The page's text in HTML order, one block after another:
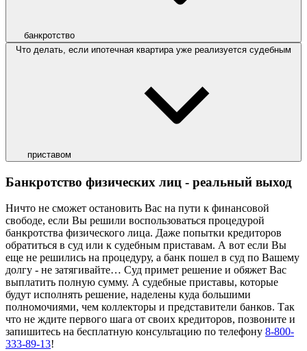
банкротство
Что делать, если ипотечная квартира уже реализуется судебным
приставом
Банкротство физических лиц - реальный выход
Ничто не сможет остановить Вас на пути к финансовой
свободе, если Вы решили воспользоваться процедурой
банкротства физического лица. Даже попытки кредиторов
обратиться в суд или к судебным приставам. А вот если Вы
еще не решились на процедуру, а банк пошел в суд по Вашему
долгу - не затягивайте… Суд примет решение и обяжет Вас
выплатить полную сумму. А судебные приставы, которые
будут исполнять решение, наделены куда большими
полномочиями, чем коллекторы и представители банков. Так
что не ждите первого шага от своих кредиторов, позвоните и
запишитесь на бесплатную консультацию по телефону 8-800-
333-89-13!